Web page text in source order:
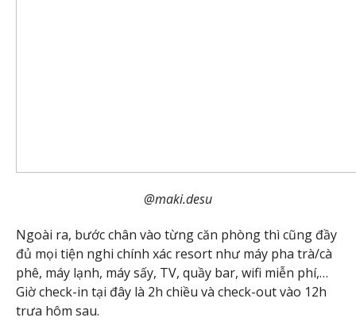
@maki.desu
Ngoài ra, bước chân vào từng căn phòng thì cũng đầy
đủ mọi tiện nghi chính xác resort như máy pha trà/cà
phê, máy lạnh, máy sấy, TV, quầy bar, wifi miễn phí,…
Giờ check-in tại đây là 2h chiều và check-out vào 12h
trưa hôm sau.